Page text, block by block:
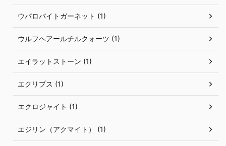
ウバロバイトガーネット (1)
ウルフヘアールチルクォーツ (1)
エイラットストーン (1)
エクリプス (1)
エクロジャイト (1)
エジリン（アクマイト） (1)